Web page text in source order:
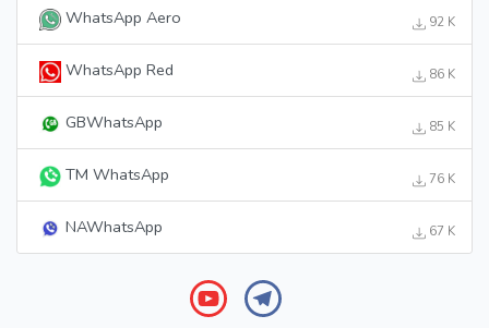
WhatsApp Aero 92 K
WhatsApp Red 86 K
GBWhatsApp 85 K
TM WhatsApp 76 K
NAWhatsApp 67 K